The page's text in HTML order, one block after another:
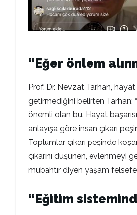
“Eğer önlem
Prof. Dr. Nevzat Tarhan, hayat
getirmediğini belirten Tarhan;
önemli olan bu. Hayat
anlayışa göre insan çıkarı
Toplumlar çıkarı peşinde
çıkarını düşünen, evlenmeyi
mubahtır diyen yaşam
“Eğitim